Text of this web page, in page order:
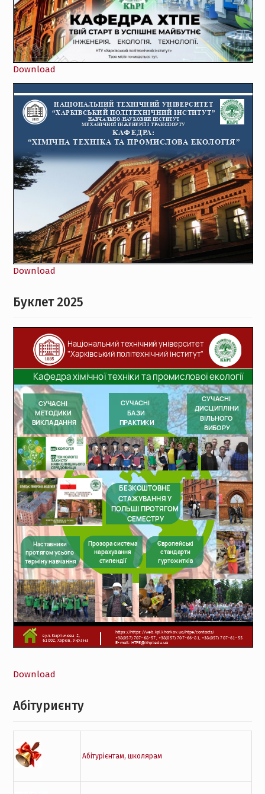
Download
Download
Буклет 2025
Download
Абітуриєнту
Абітурієнтам, школярам